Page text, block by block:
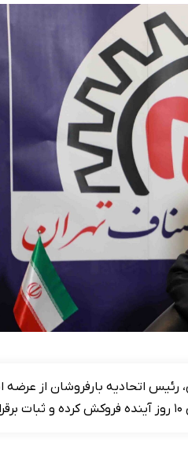
اتحادیه بارفروشان از عرضه